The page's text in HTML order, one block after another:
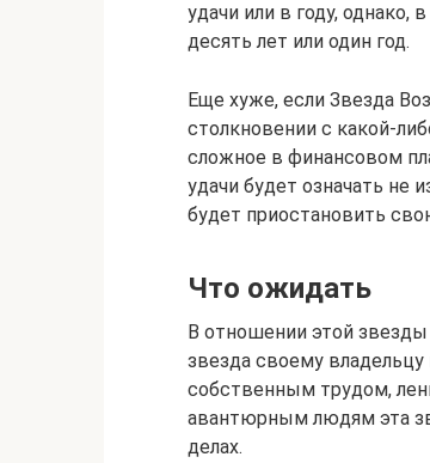
удачи или в году, однако,
десять лет или один год.
Еще хуже, если Звезда
столкновении с какой-
сложное в финансовом
удачи будет означать не
будет приостановить
Что ожидать
В отношении этой звезды
звезда своему владельцу
собственным трудом,
авантюрным людям эта
делах.